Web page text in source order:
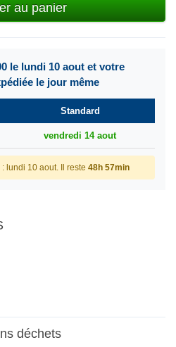
au panier
le lundi 10 aout et votre
le jour même
Standard
vendredi 14 aout
lundi 10 aout. Il reste 48h 57min
déchets